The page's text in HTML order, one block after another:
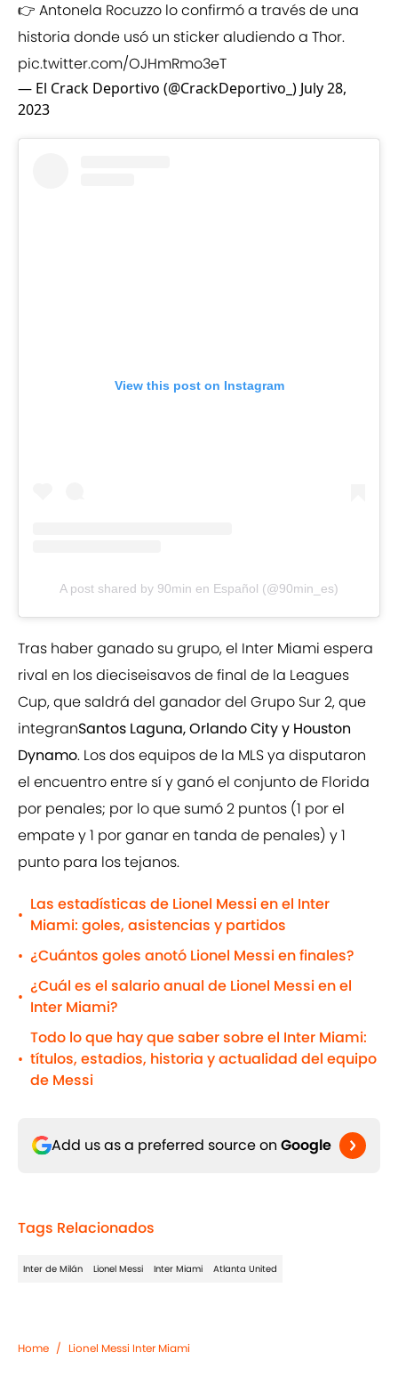
👉 Antonela Rocuzzo lo confirmó a través de una
historia donde usó un sticker aludiendo a Thor.
pic.twitter.com/OJHmRmo3eT
— El Crack Deportivo (@CrackDeportivo_) July 28,
2023
View this post on Instagram
A post shared by 90min en Español (@90min_es)
Tras haber ganado su grupo, el Inter Miami espera
rival en los dieciseisavos de final de la Leagues
Cup, que saldrá del ganador del Grupo Sur 2, que
integranSantos Laguna, Orlando City y Houston
Dynamo. Los dos equipos de la MLS ya disputaron
el encuentro entre sí y ganó el conjunto de Florida
por penales; por lo que sumó 2 puntos (1 por el
empate y 1 por ganar en tanda de penales) y 1
punto para los tejanos.
•
Las estadísticas de Lionel Messi en el Inter
Miami: goles, asistencias y partidos
• ¿Cuántos goles anotó Lionel Messi en finales?
•
¿Cuál es el salario anual de Lionel Messi en el
Inter Miami?
•
Todo lo que hay que saber sobre el Inter Miami:
títulos, estadios, historia y actualidad del equipo
de Messi
Add us as a preferred source on Google
Tags Relacionados
Inter de Milán Lionel Messi Inter Miami Atlanta United
Home / Lionel Messi Inter Miami